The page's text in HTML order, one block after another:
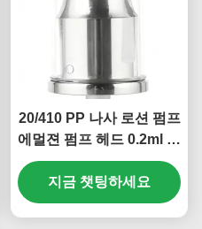
20/410 PP 나사 로션 펌프
에멀젼 펌프 헤드 0.2ml 토
출량 (MC-129)
지금 챗팅하세요